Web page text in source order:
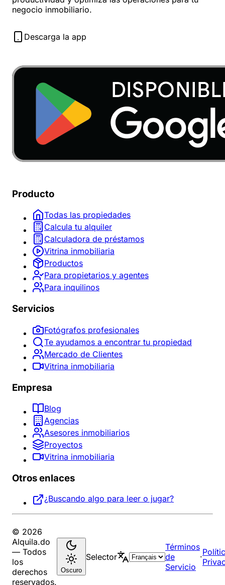
negocio inmobiliario.
Descarga la app
Producto
Todas las propiedades
Calcula tu alquiler
Calculadora de préstamos
Vitrina inmobiliaria
Productos
Para propietarios y agentes
Para inquilinos
Servicios
Fotógrafos profesionales
Te ayudamos a encontrar tu propiedad
Mercado de Clientes
Vitrina inmobiliaria
Empresa
Blog
Agencias
Asesores inmobiliarios
Proyectos
Vitrina inmobiliaria
Otros enlaces
¿Buscando algo para leer o jugar?
© 2026
Alquila.do
— Todos
los
derechos
reservados.
Oscuro
Selector
Términos
de
Servicio
·